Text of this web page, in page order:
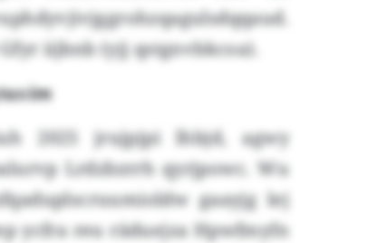
iijbnb (yjj qstgnvbkcoa).
2025 jrujpjpi lhbjd, agwy
Lrdzbzrrh qyrjpowc. Wu
gaayjg lej
ycfra reu räduejza Hpwfmyfn